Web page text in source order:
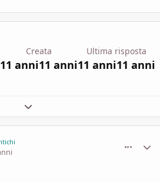
Creata
11 anni11 anni
Ultima risposta
11 anni11 anni
Espandi panoramica del topic